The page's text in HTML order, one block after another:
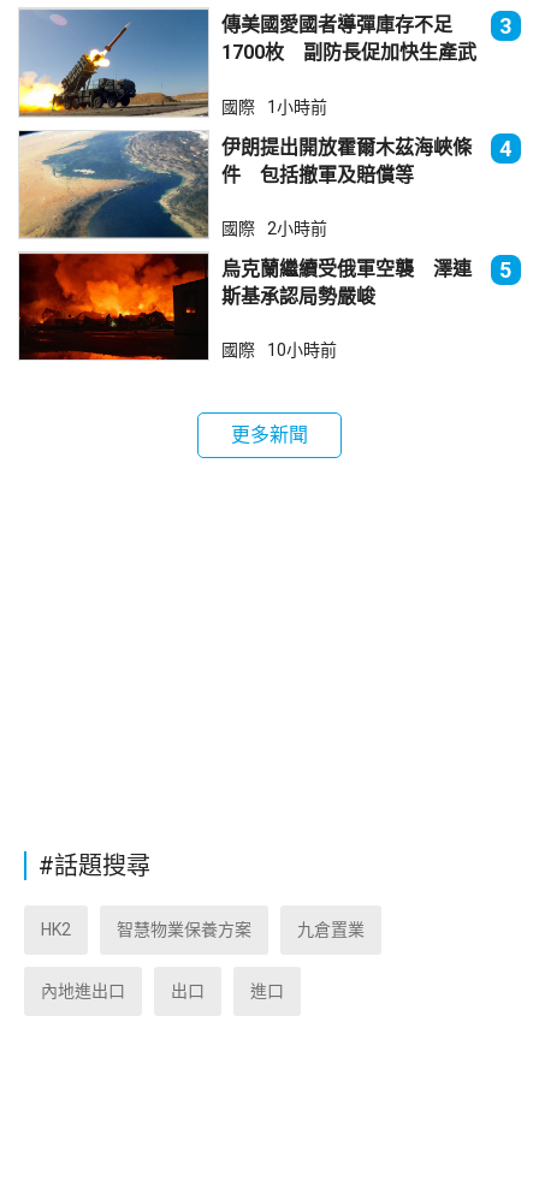
傳美國愛國者導彈庫存不足
1700枚 副防長促加快生產武
3
國際 1小時前
伊朗提出開放霍爾木茲海峽條
件 包括撤軍及賠償等
4
國際 2小時前
烏克蘭繼續受俄軍空襲 澤連
斯基承認局勢嚴峻
5
國際 10小時前
更多新聞
#話題搜尋
HK2 智慧物業保養方案 九倉置業
內地進出口 出口 進口